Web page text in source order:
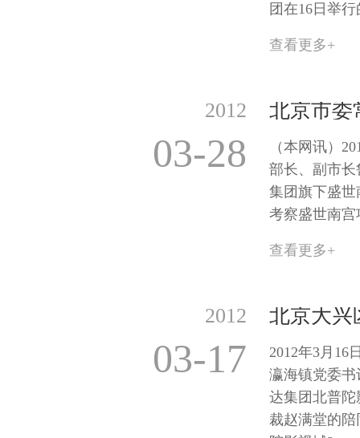
团在16日举
查看更多+
2012
03-28
（本网讯）
部长、副市
集团旗下盛
考察盛世南
查看更多+
2012
03-17
2012年3月16
瀛海镇党委
达集团北普
裁赵满堂的